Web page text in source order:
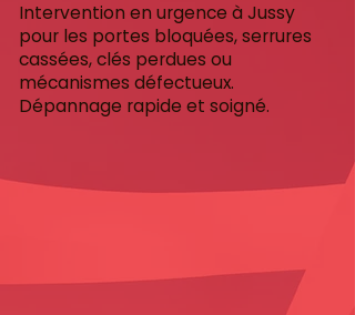
Intervention en urgence à Jussy
pour les portes bloquées, serrures
cassées, clés perdues ou
mécanismes défectueux.
Dépannage rapide et soigné.